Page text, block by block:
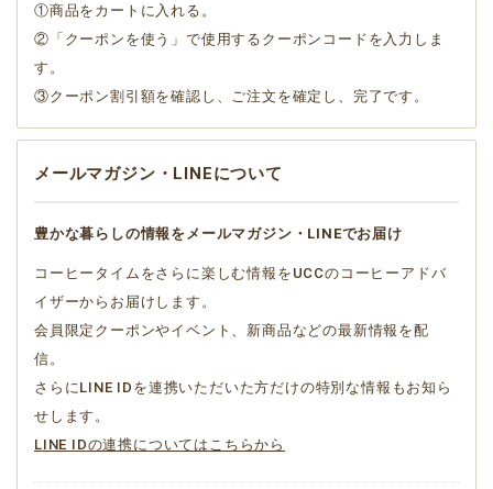
①商品をカートに入れる。
②「クーポンを使う」で使用するクーポンコードを入力しま
す。
③クーポン割引額を確認し、ご注文を確定し、完了です。
メールマガジン・LINEについて
豊かな暮らしの情報をメールマガジン・LINEでお届け
コーヒータイムをさらに楽しむ情報をUCCのコーヒーアドバ
イザーからお届けします。
会員限定クーポンやイベント、新商品などの最新情報を配
信。
さらにLINE IDを連携いただいた方だけの特別な情報もお知ら
せします。
LINE IDの連携についてはこちらから